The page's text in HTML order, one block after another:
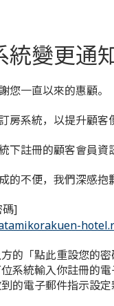
統變更通
您一直以來的惠顧。
房系統，以提升顧客
下註冊的顧客會員資
的不便，我們深感抱
碼]
的「點此重設您的密
系統輸入你註冊的
的電子郵件指示設定